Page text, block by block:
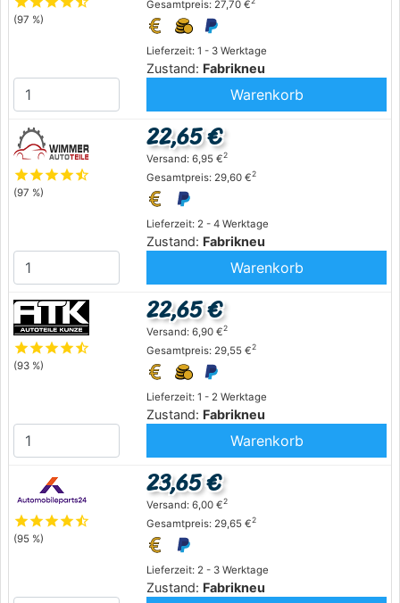
(97 %)
Lieferzeit: 1 - 3 Werktage
Zustand: Fabrikneu
Gesamtpreis: 27,70 €
Warenkorb
starstarstarstarstar_half
(97 %)
Lieferzeit: 2 - 4 Werktage
Zustand: Fabrikneu
22,65 €
Versand: 6,95 €2
Gesamtpreis: 29,60 €2
Warenkorb
starstarstarstarstar_half
(93 %)
Lieferzeit: 1 - 2 Werktage
Zustand: Fabrikneu
22,65 €
Versand: 6,90 €2
Gesamtpreis: 29,55 €2
Warenkorb
starstarstarstarstar_half
(95 %)
Lieferzeit: 2 - 3 Werktage
Zustand: Fabrikneu
23,65 €
Versand: 6,00 €2
Gesamtpreis: 29,65 €2